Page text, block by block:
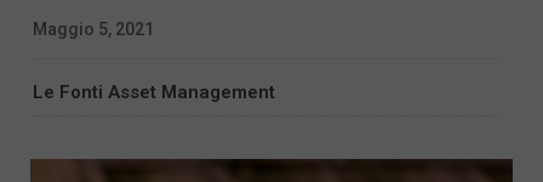
Maggio 5, 2021
Le Fonti Asset Management